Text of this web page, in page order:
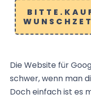
Die Website für
schwer, wenn man
Doch einfach ist es